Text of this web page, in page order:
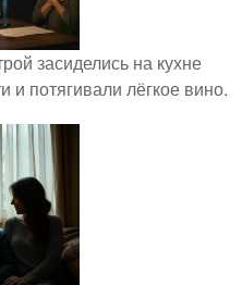
засиделись на кухне
и потягивали лёгкое вино.